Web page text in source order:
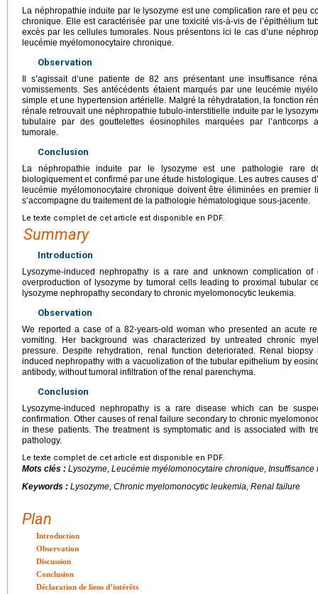
La néphropathie induite par le lysozyme est une complication rare et peu
chronique. Elle est caractérisée par une toxicité vis-à-vis de l’épithélium
excès par les cellules tumorales. Nous présentons ici le cas d’une
leucémie myélomonocytaire chronique.
Observation
Il s’agissait d’une patiente de 82 ans présentant une insuffisance
vomissements. Ses antécédents étaient marqués par une leucémie
simple et une hypertension artérielle. Malgré la réhydratation, la fonction
rénale retrouvait une néphropathie tubulo-interstitielle induite par le
tubulaire par des gouttelettes éosinophiles marquées par l’anticorps
tumorale.
Conclusion
La néphropathie induite par le lysozyme est une pathologie rare
biologiquement et confirmé par une étude histologique. Les autres causes
leucémie myélomonocytaire chronique doivent être éliminées en premier
s’accompagne du traitement de la pathologie hématologique sous-jacente.
Le texte complet de cet article est disponible en PDF.
Summary
Introduction
Lysozyme-induced nephropathy is a rare and unknown complication of
overproduction of lysozyme by tumoral cells leading to proximal tubular
lysozyme nephropathy secondary to chronic myelomonocytic leukemia.
Observation
We reported a case of a 82-years-old woman who presented an acute
vomiting. Her background was characterized by untreated chronic
pressure. Despite rehydration, renal function deteriorated. Renal
induced nephropathy with a vacuolization of the tubular epithelium by
antibody, without tumoral infiltration of the renal parenchyma.
Conclusion
Lysozyme-induced nephropathy is a rare disease which can be
confirmation. Other causes of renal failure secondary to chronic
in these patients. The treatment is symptomatic and is associated with
pathology.
Le texte complet de cet article est disponible en PDF.
Mots clés : Lysozyme, Leucémie myélomonocytaire chronique, Insuffisance
Keywords : Lysozyme, Chronic myelomonocytic leukemia, Renal failure
Plan
Introduction
Observation
Discussion
Conclusion
Déclaration de liens d’intérêts